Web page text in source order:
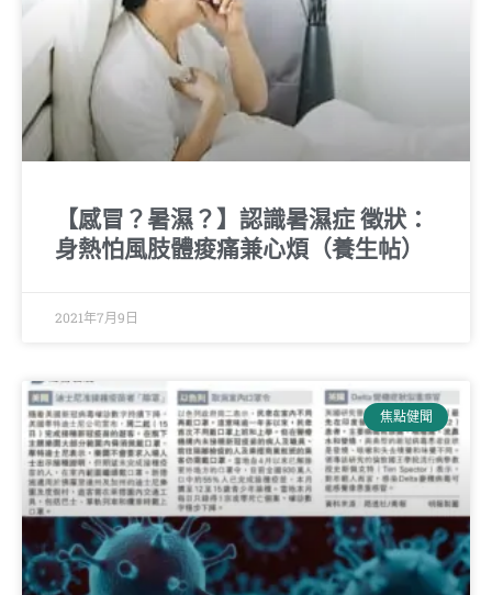
【感冒？暑濕？】認識暑濕症 徵狀：
身熱怕風肢體痠痛兼心煩（養生帖）
2021年7月9日
焦點健聞